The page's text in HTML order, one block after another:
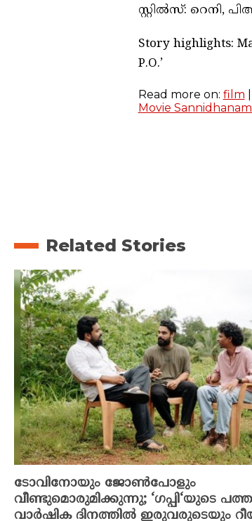
സ്റ്റിൽസ്: റെനി,
Story highlights:
P.O.’
Read more on: film
Movie
Related Stories
ടോവിനോയും ജോൺപോളും
വീണ്ടുമൊരുമിക്കുന്നു; ‘ഗപ്പി‘യുടെ
വാർഷിക ദിനത്തിൽ ഇരുവരുടെയും